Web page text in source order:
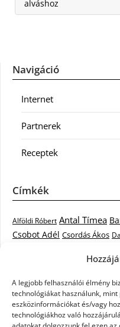
A legjobb felhasználói élmény
technológiákat használunk,
eszközinformációkat és/vagy
technológiákhoz való
alváshoz
Navigáció
Internet
Partnerek
Receptek
Címkék
Alföldi Róbert Antal Tímea
Csobot Adél Csordás Ákos
Krasznai Tünde Like LiL C.
Nagy Feró Oláh Gergő
Cowell Szabó Dávid Szabó